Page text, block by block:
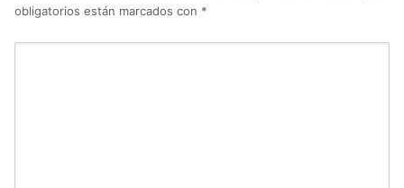
obligatorios están marcados con *